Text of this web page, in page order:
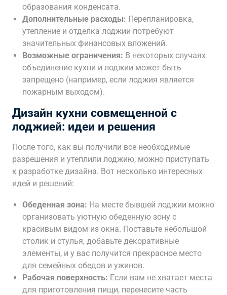
образования конденсата.
Дополнительные расходы: Перепланировка,
утепление и отделка лоджии потребуют
значительных финансовых вложений.
Возможные ограничения: В некоторых случаях
объединение кухни и лоджии может быть
запрещено (например, если лоджия является
пожарным выходом).
Дизайн кухни совмещенной с
лоджией: идеи и решения
После того, как вы получили все необходимые
разрешения и утеплили лоджию, можно приступать
к разработке дизайна. Вот несколько интересных
идей и решений:
Обеденная зона: На месте бывшей лоджии можно
организовать уютную обеденную зону с
красивым видом из окна. Поставьте небольшой
столик и стулья, добавьте декоративные
элементы, и у вас получится прекрасное место
для семейных обедов и ужинов.
Рабочая поверхность: Если вам не хватает места
для приготовления пищи, перенесите часть